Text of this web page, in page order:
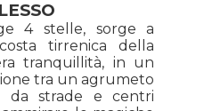
4 stelle, sorge a
tirrenica della
tranquillità, in un
tra un agrumeto
da strade e centri